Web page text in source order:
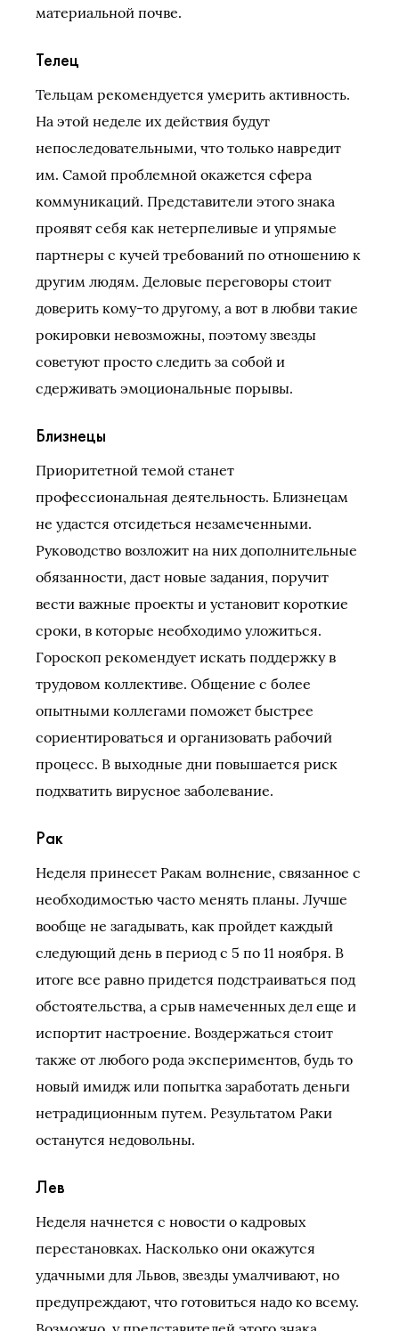
материальной почве.
Телец
Тельцам рекомендуется умерить активность.
На этой неделе их действия будут
непоследовательными, что только навредит
им. Самой проблемной окажется сфера
коммуникаций. Представители этого знака
проявят себя как нетерпеливые и упрямые
партнеры с кучей требований по отношению к
другим людям. Деловые переговоры стоит
доверить кому-то другому, а вот в любви такие
рокировки невозможны, поэтому звезды
советуют просто следить за собой и
сдерживать эмоциональные порывы.
Близнецы
Приоритетной темой станет
профессиональная деятельность. Близнецам
не удастся отсидеться незамеченными.
Руководство возложит на них дополнительные
обязанности, даст новые задания, поручит
вести важные проекты и установит короткие
сроки, в которые необходимо уложиться.
Гороскоп рекомендует искать поддержку в
трудовом коллективе. Общение с более
опытными коллегами поможет быстрее
сориентироваться и организовать рабочий
процесс. В выходные дни повышается риск
подхватить вирусное заболевание.
Рак
Неделя принесет Ракам волнение, связанное с
необходимостью часто менять планы. Лучше
вообще не загадывать, как пройдет каждый
следующий день в период с 5 по 11 ноября. В
итоге все равно придется подстраиваться под
обстоятельства, а срыв намеченных дел еще и
испортит настроение. Воздержаться стоит
также от любого рода экспериментов, будь то
новый имидж или попытка заработать деньги
нетрадиционным путем. Результатом Раки
останутся недовольны.
Лев
Неделя начнется с новости о кадровых
перестановках. Насколько они окажутся
удачными для Львов, звезды умалчивают, но
предупреждают, что готовиться надо ко всему.